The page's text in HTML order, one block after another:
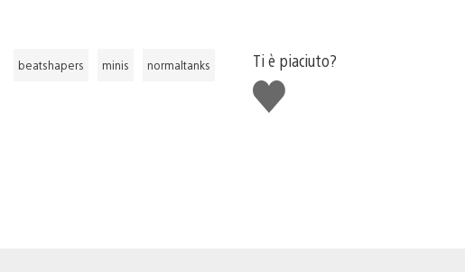
beatshapers minis normaltanks
Ti è piaciuto?
Mi
piace